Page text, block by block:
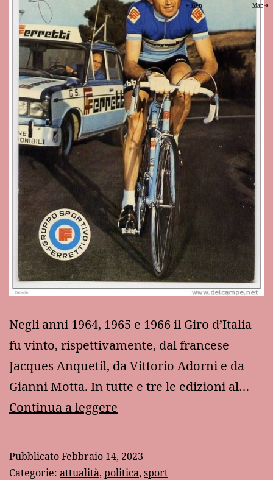
Negli anni 1964, 1965 e 1966 il Giro d’Italia
fu vinto, rispettivamente, dal francese
Jacques Anquetil, da Vittorio Adorni e da
Gianni Motta. In tutte e tre le edizioni al…
Continua a leggere
la
PubblicatoFebbraio 14, 2023
Categorie: attualità, politica, sport
Gen Mar